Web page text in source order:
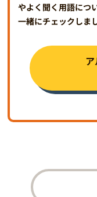
やよく聞く用語につ
一緒にチェックしま